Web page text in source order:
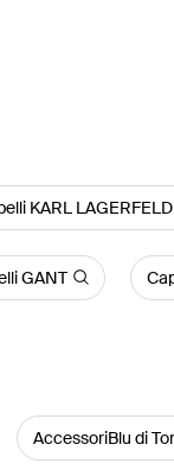
KARL LAGERFELD
GANT
AccessoriBlu di